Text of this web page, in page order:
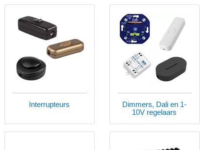
Interrupteurs
Dimmers, Dali en 1-
10V regelaars